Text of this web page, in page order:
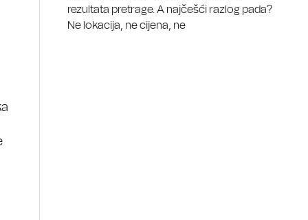
rezultata pretrage. A najčešći razlog pada?
Ne lokacija, ne cijena, ne